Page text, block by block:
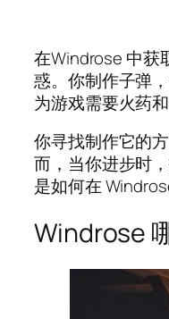
在Windrose 中获
惑。你制作子弹
为游戏需要火药和
你寻找制作它的
而，当你进步时
是如何在
Windrose